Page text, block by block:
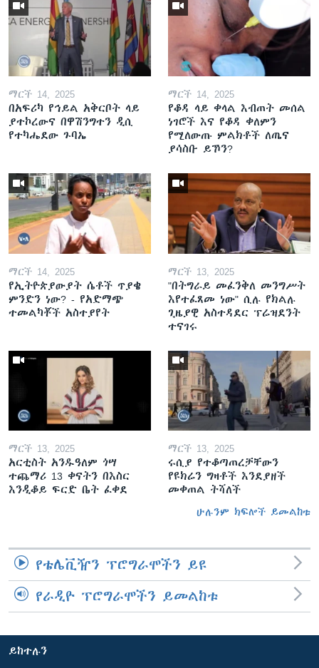
ማርች 14, 2025
በአፍሪካ የኅይል አቅርቦት ላይ
ያተኮረውና በዋሽንግተን ዲሲ
የተካሔደው ጉባኤ
ማርች 14, 2025
የቆዳ ላይ ቀላል እብጠት መሰል
ነገሮች እና የቆዳ ቀለምን
የሚለውጡ ምልክቶች ለጤና
ያሳስቡ ይኾን?
ማርች 14, 2025
የኢትዮጵያውያት ሴቶች ጥያቄ
ምንድን ነው? - የአድማጭ
ተመልካቾች አስተያየት
ማርች 13, 2025
"በትግራይ መፈንቅለ መንግሥት
እየተፈጸመ ነው" ሲሉ የክልሉ
ጊዜያዊ አስተዳደር ፕሬዝደንት
ተናገሩ
ማርች 13, 2025
አርቲስት አንዱዓለም ጎሣ
ተጨማሪ 13 ቀናትን በእስር
እንዲቆይ ፍርድ ቤት ፈቀደ
ማርች 13, 2025
ሩሲያ የተቆጣጠረቻቸውን
የዩክሬን ግዛቶች እንደያዘች
መቀጠል ትሻለች
ሁሉንም ክፍሎች ይመልከቱ
የቴሌቪዥን ፕሮግራሞችን ይዩ
የራዲዮ ፕሮግራሞችን ይመልከቱ
ይከተሉን